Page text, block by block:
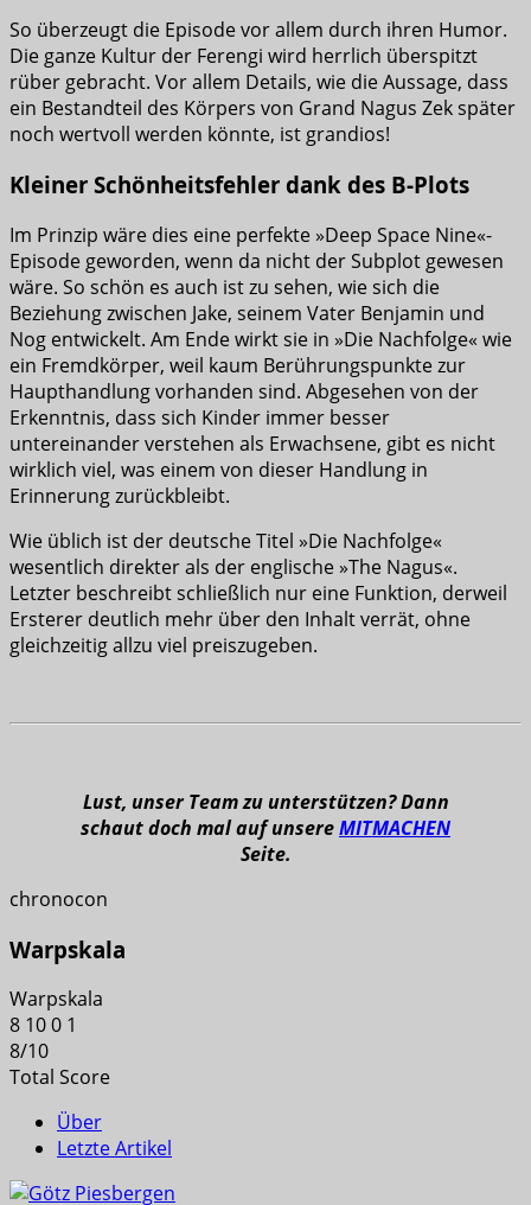
So überzeugt die Episode vor allem durch ihren Humor.
Die ganze Kultur der Ferengi wird herrlich überspitzt
rüber gebracht. Vor allem Details, wie die Aussage, dass
ein Bestandteil des Körpers von Grand Nagus Zek später
noch wertvoll werden könnte, ist grandios!
Kleiner Schönheitsfehler dank des B-Plots
Im Prinzip wäre dies eine perfekte »Deep Space Nine«-
Episode geworden, wenn da nicht der Subplot gewesen
wäre. So schön es auch ist zu sehen, wie sich die
Beziehung zwischen Jake, seinem Vater Benjamin und
Nog entwickelt. Am Ende wirkt sie in »Die Nachfolge« wie
ein Fremdkörper, weil kaum Berührungspunkte zur
Haupthandlung vorhanden sind. Abgesehen von der
Erkenntnis, dass sich Kinder immer besser
untereinander verstehen als Erwachsene, gibt es nicht
wirklich viel, was einem von dieser Handlung in
Erinnerung zurückbleibt.
Wie üblich ist der deutsche Titel »Die Nachfolge«
wesentlich direkter als der englische »The Nagus«.
Letzter beschreibt schließlich nur eine Funktion, derweil
Ersterer deutlich mehr über den Inhalt verrät, ohne
gleichzeitig allzu viel preiszugeben.
Lust, unser Team zu unterstützen? Dann
schaut doch mal auf unsereMITMACHEN
Seite.
chronocon
Warpskala
Warpskala
8 100 1
8/10
Total Score
Über
Letzte Artikel